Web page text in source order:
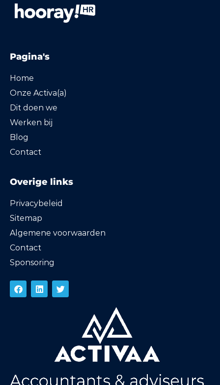
Pagina's
Home
Onze Activa(a)
Dit doen we
Werken bij
Blog
Contact
Overige links
Privacybeleid
Sitemap
Algemene voorwaarden
Contact
Sponsoring